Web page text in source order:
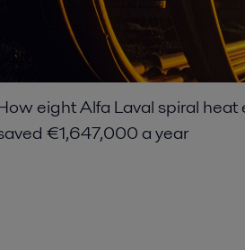
eight Alfa Laval spiral heat
€1,647,000 a year